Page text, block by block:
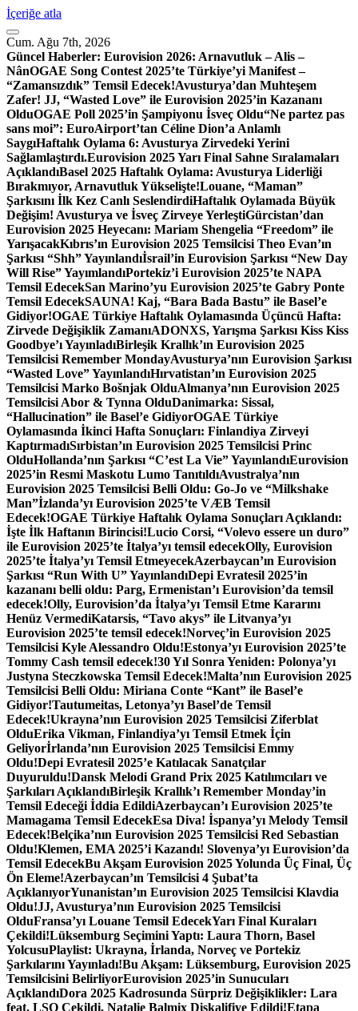
İçeriğe atla
Cum. Ağu 7th, 2026
Güncel Haberler: Eurovision 2026: Arnavutluk – Alis –
NânOGAE Song Contest 2025’te Türkiye’yi Manifest –
“Zamansızdık” Temsil Edecek!Avusturya’dan Muhteşem
Zafer! JJ, “Wasted Love” ile Eurovision 2025’in Kazananı
OlduOGAE Poll 2025’in Şampiyonu İsveç Oldu“Ne partez pas
sans moi”: EuroAirport’tan Céline Dion’a Anlamlı
SaygıHaftalık Oylama 6: Avusturya Zirvedeki Yerini
Sağlamlaştırdı.Eurovision 2025 Yarı Final Sahne Sıralamaları
AçıklandıBasel 2025 Haftalık Oylama: Avusturya Liderliği
Bırakmıyor, Arnavutluk Yükselişte!Louane, “Maman”
Şarkısını İlk Kez Canlı SeslendirdiHaftalık Oylamada Büyük
Değişim! Avusturya ve İsveç Zirveye YerleştiGürcistan’dan
Eurovision 2025 Heyecanı: Mariam Shengelia “Freedom” ile
YarışacakKıbrıs’ın Eurovision 2025 Temsilcisi Theo Evan’ın
Şarkısı “Shh” Yayınlandıİsrail’in Eurovision Şarkısı “New Day
Will Rise” YayımlandıPortekiz’i Eurovision 2025’te NAPA
Temsil EdecekSan Marino’yu Eurovision 2025’te Gabry Ponte
Temsil EdecekSAUNA! Kaj, “Bara Bada Bastu” ile Basel’e
Gidiyor!OGAE Türkiye Haftalık Oylamasında Üçüncü Hafta:
Zirvede Değişiklik ZamanıADONXS, Yarışma Şarkısı Kiss Kiss
Goodbye’ı YayınladıBirleşik Krallık’ın Eurovision 2025
Temsilcisi Remember MondayAvusturya’nın Eurovision Şarkısı
“Wasted Love” YayınlandıHırvatistan’ın Eurovision 2025
Temsilcisi Marko Bošnjak OlduAlmanya’nın Eurovision 2025
Temsilcisi Abor & Tynna OlduDanimarka: Sissal,
“Hallucination” ile Basel’e GidiyorOGAE Türkiye
Oylamasında İkinci Hafta Sonuçları: Finlandiya Zirveyi
KaptırmadıSırbistan’ın Eurovision 2025 Temsilcisi Princ
OlduHollanda’nın Şarkısı “C’est La Vie” YayınlandıEurovision
2025’in Resmi Maskotu Lumo TanıtıldıAvustralya’nın
Eurovision 2025 Temsilcisi Belli Oldu: Go-Jo ve “Milkshake
Man”İzlanda’yı Eurovision 2025’te VÆB Temsil
Edecek!OGAE Türkiye Haftalık Oylama Sonuçları Açıklandı:
İşte İlk Haftanın Birincisi!Lucio Corsi, “Volevo essere un duro”
ile Eurovision 2025’te İtalya’yı temsil edecekOlly, Eurovision
2025’te İtalya’yı Temsil EtmeyecekAzerbaycan’ın Eurovision
Şarkısı “Run With U” YayınlandıDepi Evratesil 2025’in
kazananı belli oldu: Parg, Ermenistan’ı Eurovision’da temsil
edecek!Olly, Eurovision’da İtalya’yı Temsil Etme Kararını
Henüz VermediKatarsis, “Tavo akys” ile Litvanya’yı
Eurovision 2025’te temsil edecek!Norveç’in Eurovision 2025
Temsilcisi Kyle Alessandro Oldu!Estonya’yı Eurovision 2025’te
Tommy Cash temsil edecek!30 Yıl Sonra Yeniden: Polonya’yı
Justyna Steczkowska Temsil Edecek!Malta’nın Eurovision 2025
Temsilcisi Belli Oldu: Miriana Conte “Kant” ile Basel’e
Gidiyor!Tautumeitas, Letonya’yı Basel’de Temsil
Edecek!Ukrayna’nın Eurovision 2025 Temsilcisi Ziferblat
OlduErika Vikman, Finlandiya’yı Temsil Etmek İçin
Geliyorİrlanda’nın Eurovision 2025 Temsilcisi Emmy
Oldu!Depi Evratesil 2025’e Katılacak Sanatçılar
Duyuruldu!Dansk Melodi Grand Prix 2025 Katılımcıları ve
Şarkıları AçıklandıBirleşik Krallık’ı Remember Monday’in
Temsil Edeceği İddia EdildiAzerbaycan’ı Eurovision 2025’te
Mamagama Temsil EdecekEsa Diva! İspanya’yı Melody Temsil
Edecek!Belçika’nın Eurovision 2025 Temsilcisi Red Sebastian
Oldu!Klemen, EMA 2025’i Kazandı! Slovenya’yı Eurovision’da
Temsil EdecekBu Akşam Eurovision 2025 Yolunda Üç Final, Üç
Ön Eleme!Azerbaycan’ın Temsilcisi 4 Şubat’ta
AçıklanıyorYunanistan’ın Eurovision 2025 Temsilcisi Klavdia
Oldu!JJ, Avusturya’nın Eurovision 2025 Temsilcisi
OlduFransa’yı Louane Temsil EdecekYarı Final Kuraları
Çekildi!Lüksemburg Seçimini Yaptı: Laura Thorn, Basel
YolcusuPlaylist: Ukrayna, İrlanda, Norveç ve Portekiz
Şarkılarını Yayınladı!Bu Akşam: Lüksemburg, Eurovision 2025
Temsilcisini BelirliyorEurovision 2025’in Sunucuları
AçıklandıDora 2025 Kadrosunda Sürpriz Değişiklikler: Lara
feat. LSQ Çekildi, Natalie Balmix Diskalifiye Edildi!Etapa